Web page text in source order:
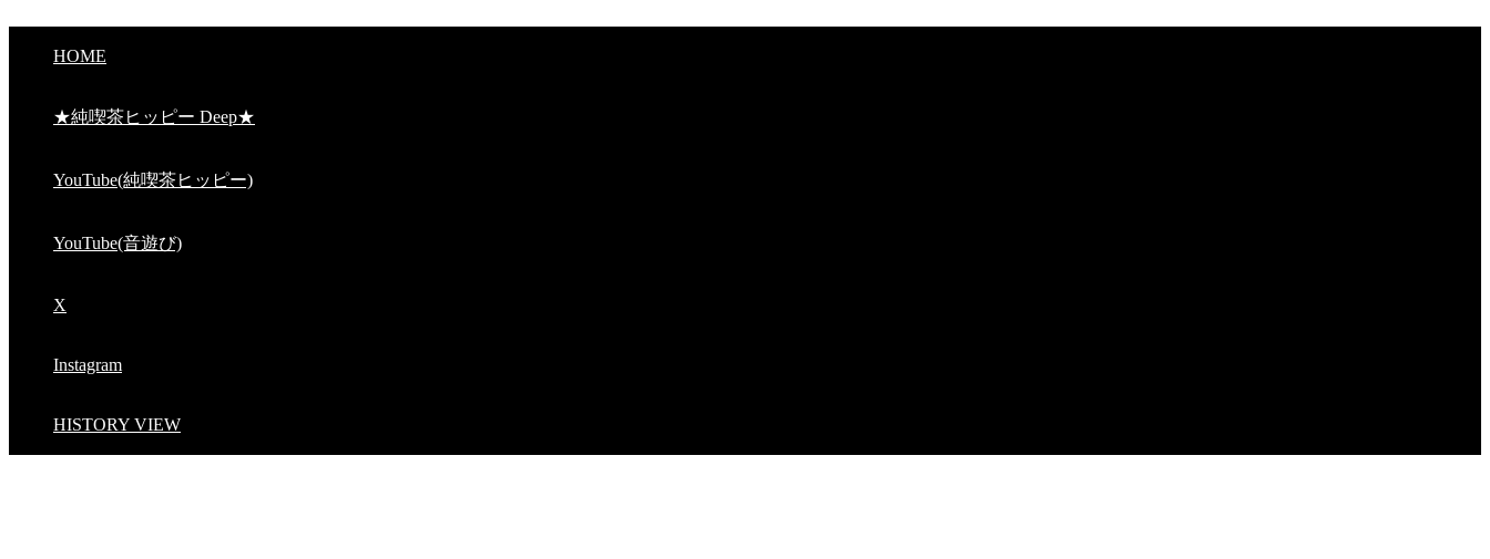
HOME
★純喫茶ヒッピー Deep★
YouTube(純喫茶ヒッピー)
YouTube(音遊び)
X
Instagram
HISTORY VIEW